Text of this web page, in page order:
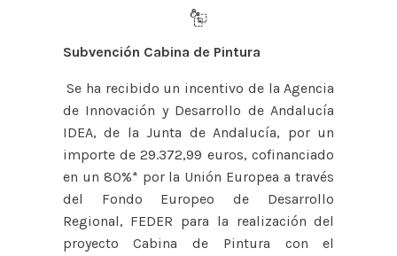
Subvención Cabina de Pintura
Se ha recibido un incentivo de la Agencia
de Innovación y Desarrollo de Andalucía
IDEA, de la Junta de Andalucía, por un
importe de 29.372,99 euros, cofinanciado
en un 80%* por la Unión Europea a través
del Fondo Europeo de Desarrollo
Regional, FEDER para la realización del
proyecto Cabina de Pintura con el